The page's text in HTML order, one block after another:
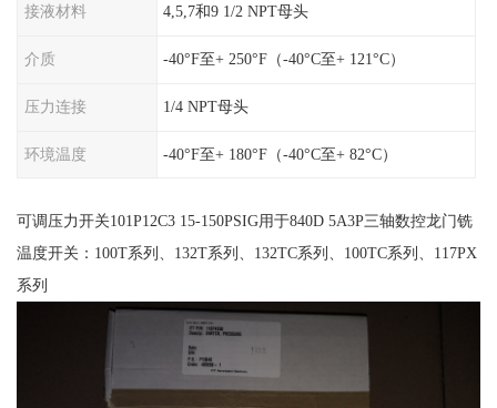
接液材料 4,5,7和9 1/2 NPT母头
介质 -40°F至+ 250°F（-40°C至+ 121°C）
压力连接 1/4 NPT母头
环境温度 -40°F至+ 180°F（-40°C至+ 82°C）
可调压力开关101P12C3 15-150PSIG用于840D 5A3P三轴数控龙门铣
温度开关：100T系列、132T系列、132TC系列、100TC系列、117PX
系列